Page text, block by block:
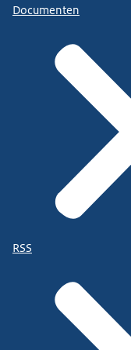
Documenten
RSS